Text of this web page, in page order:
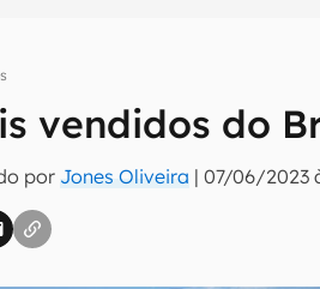
vendidos do
por Jones Oliveira |07/06/2023
inteligente do mundo tech!